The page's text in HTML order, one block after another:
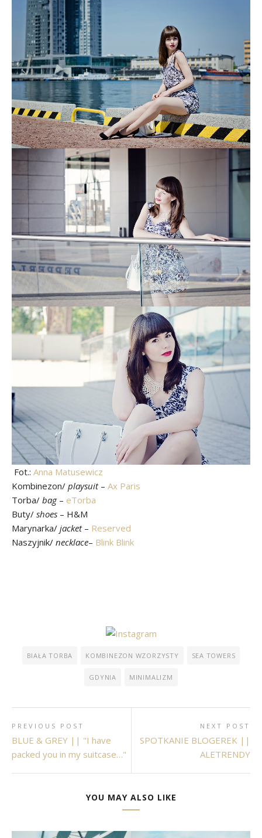
Fot.: Anna Matusewicz
Kombinezon/ playsuit – Ax Paris
Torba/ bag – eTorba
Buty/ shoes – H&M
Marynarka/ jacket – Reserved
Naszyjnik/ necklace– Blink Blink
BIAŁA TORBA KOMBINEZON WZORZYSTY SEA TOWERS
GDYNIA MINIMALIZM
PREVIOUS POST
BLUE & GREY || "I have
packed you in my suitcase…"
NEXT POST
SPOTKANIE BLOGEREK ||
ALETRENDY
YOU MAY ALSO LIKE